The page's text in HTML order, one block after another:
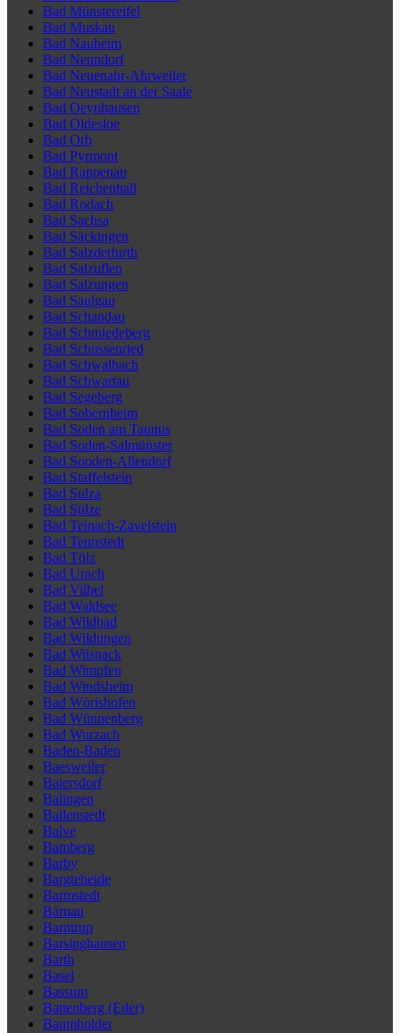
Bad Münstereifel
Bad Muskau
Bad Nauheim
Bad Nenndorf
Bad Neuenahr-Ahrweiler
Bad Neustadt an der Saale
Bad Oeynhausen
Bad Oldesloe
Bad Orb
Bad Pyrmont
Bad Rappenau
Bad Reichenhall
Bad Rodach
Bad Sachsa
Bad Säckingen
Bad Salzdetfurth
Bad Salzuflen
Bad Salzungen
Bad Saulgau
Bad Schandau
Bad Schmiedeberg
Bad Schussenried
Bad Schwalbach
Bad Schwartau
Bad Segeberg
Bad Sobernheim
Bad Soden am Taunus
Bad Soden-Salmünster
Bad Sooden-Allendorf
Bad Staffelstein
Bad Sulza
Bad Sülze
Bad Teinach-Zavelstein
Bad Tennstedt
Bad Tölz
Bad Urach
Bad Vilbel
Bad Waldsee
Bad Wildbad
Bad Wildungen
Bad Wilsnack
Bad Wimpfen
Bad Windsheim
Bad Wörishofen
Bad Wünnenberg
Bad Wurzach
Baden-Baden
Baesweiler
Baiersdorf
Balingen
Ballenstedt
Balve
Bamberg
Barby
Bargteheide
Barmstedt
Bärnau
Barntrup
Barsinghausen
Barth
Basel
Bassum
Battenberg (Eder)
Baumholder